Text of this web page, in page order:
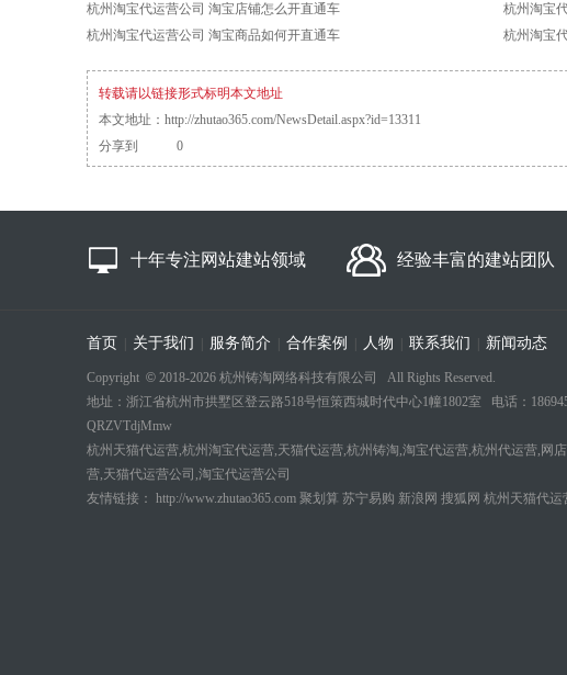
杭州淘宝代运营公司 淘宝店铺怎么开直通车
杭州淘宝
杭州淘宝代运营公司 淘宝商品如何开直通车
杭州淘宝
转载请以链接形式标明本文地址
本文地址： http://zhutao365.com/NewsDetail.aspx?id=13311
分享到
0
十年专注网站建站领域 经验丰富的建站团队
首页 关于我们 服务简介 合作案例 人物 联系我们 新闻动态
Copyright © 2018-2026 杭州铸淘网络科技有限公司 All Rights Reserved.
地址：浙江省杭州市拱墅区登云路518号恒策西城时代中心1幢1802室 电话：
QRZVTdjMmw
杭州天猫代运营,杭州淘宝代运营,天猫代运营,杭州铸淘,淘宝代运营,杭州代运营,网
营,天猫代运营公司,淘宝代运营公司
友情链接： http://www.zhutao365.com 聚划算 苏宁易购 新浪网 搜狐网 杭州天猫代运